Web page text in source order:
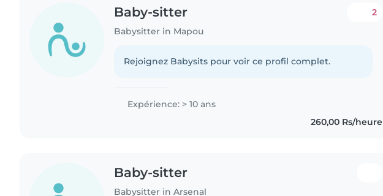
Baby-sitter
Babysitter in Mapou
2
Rejoignez Babysits pour voir ce profil complet.
Expérience: > 10 ans
260,00 Rs/heure
Baby-sitter
Babysitter in Arsenal